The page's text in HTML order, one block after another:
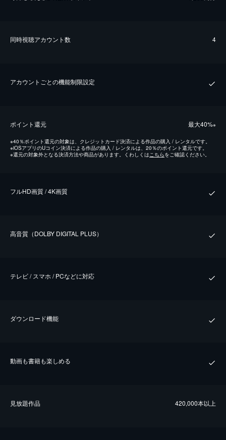
同時視聴アカウント数 4
アカウントごとの機能制限設定
ポイント還元 最⼤40%※
※40％ポイント還元の対象は、クレジットカード決済による作品の購入 / レンタルです。
※iOSアプリのUコイン決済による作品の購入 / レンタルは、20％のポイント還元です。
※還元の対象外となる決済方法や商品があります。くわしくはこちらをご確認ください。
フルHD画質 / 4K画質
⾼⾳質（DOLBY DIGITAL PLUS）
テレビ / スマホ / PCなどに対応
ダウンロード機能
動画も書籍も楽しめる
⾒放題作品 420,000本以上